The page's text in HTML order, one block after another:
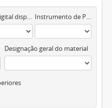
Objeto digital disponível Instrumento de Pesquisa
Designação geral do material